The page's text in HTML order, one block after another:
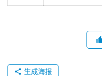
生成海报